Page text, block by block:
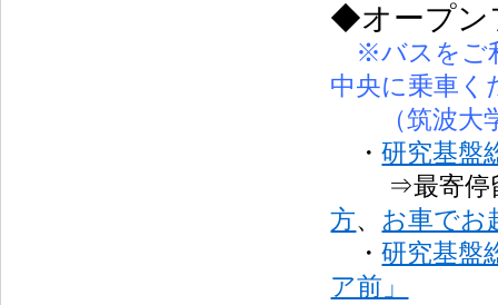
◆オープン
※バスをご
中央に乗車く
（筑波大学
・研究基盤
⇒最寄停
方、 お車でお
・研究基盤
ア前」